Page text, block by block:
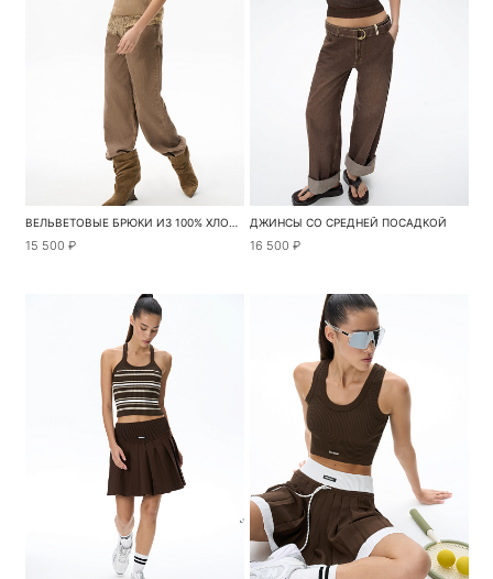
ВЕЛЬВЕТОВЫЕ БРЮКИ ИЗ 100% ХЛОПКА
15 500 ₽
ДЖИНСЫ СО СРЕДНЕЙ ПОСАДКОЙ
16 500 ₽